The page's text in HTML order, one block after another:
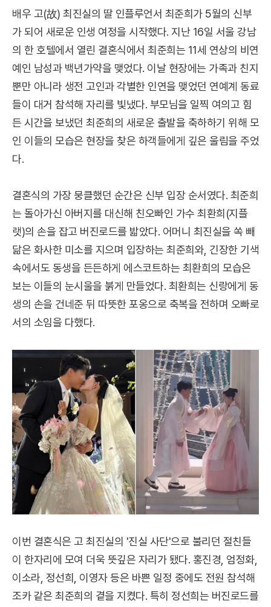
배우 고(故) 최진실의 딸 인플루언서 최준희가 5월의 신부
가 되어 새로운 인생 여정을 시작했다. 지난 16일 서울 강남
의 한 호텔에서 열린 결혼식에서 최준희는 11세 연상의 비연
예인 남성과 백년가약을 맺었다. 이날 현장에는 가족과 친지
뿐만 아니라 생전 고인과 각별한 인연을 맺었던 연예계 동료
들이 대거 참석해 자리를 빛냈다. 부모님을 일찍 여의고 힘
든 시간을 보냈던 최준희의 새로운 출발을 축하하기 위해 모
인 이들의 모습은 현장을 찾은 하객들에게 깊은 울림을 주었
다.
결혼식의 가장 뭉클했던 순간은 신부 입장 순서였다. 최준희
는 돌아가신 아버지를 대신해 친오빠인 가수 최환희(지플
랫)의 손을 잡고 버진로드를 밟았다. 어머니 최진실을 쏙 빼
닮은 화사한 미소를 지으며 입장하는 최준희와, 긴장한 기색
속에서도 동생을 든든하게 에스코트하는 최환희의 모습은
보는 이들의 눈시울을 붉게 만들었다. 최환희는 신랑에게 동
생의 손을 건네준 뒤 따뜻한 포옹으로 축복을 전하며 오빠로
서의 소임을 다했다.
이번 결혼식은 고 최진실의 '진실 사단'으로 불리던 절친들
이 한자리에 모여 더욱 뜻깊은 자리가 됐다. 홍진경, 엄정화,
이소라, 정선희, 이영자 등은 바쁜 일정 중에도 전원 참석해
조카 같은 최준희의 곁을 지켰다. 특히 정선희는 버진로드를